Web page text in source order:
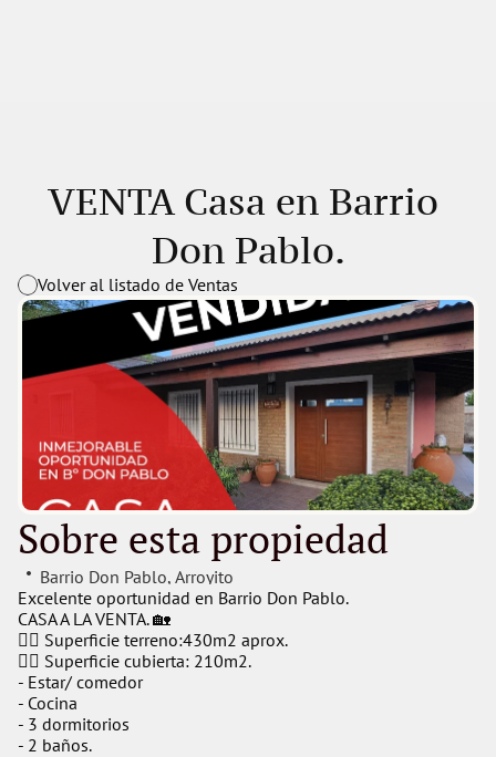
VENTA Casa en Barrio
Don Pablo.
Volver al listado de Ventas
Sobre esta propiedad
Barrio Don Pablo, Arroyito
Excelente oportunidad en Barrio Don Pablo.
CASA A LA VENTA. 🏡
👉🏻 Superficie terreno:430m2 aprox.
👉🏻 Superficie cubierta: 210m2.
- Estar/ comedor
- Cocina
- 3 dormitorios
- 2 baños.